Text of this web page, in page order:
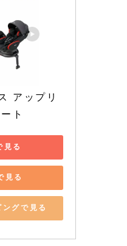
アップリ
ト
見る
見る
グで見る